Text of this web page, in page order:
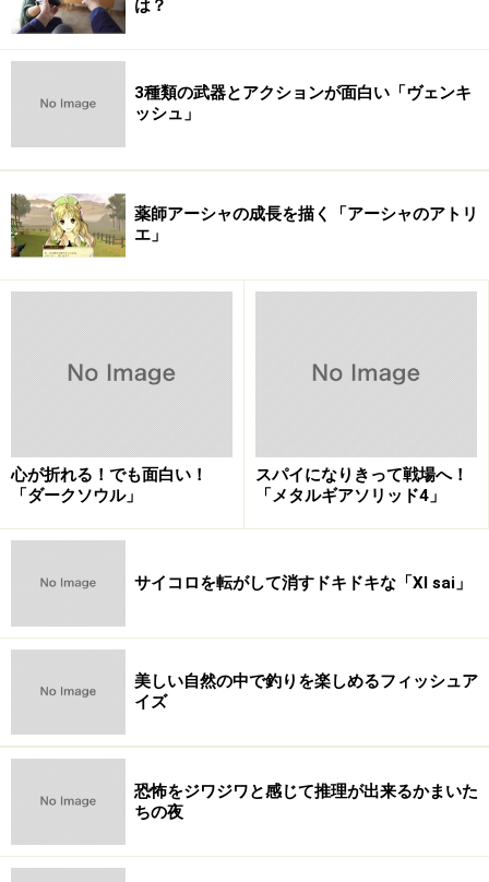
は？
3種類の武器とアクションが面白い「ヴェンキ
ッシュ」
薬師アーシャの成長を描く「アーシャのアトリ
エ」
心が折れる！でも面白い！
「ダークソウル」
スパイになりきって戦場へ！
「メタルギアソリッド4」
サイコロを転がして消すドキドキな「XI sai」
美しい自然の中で釣りを楽しめるフィッシュア
イズ
恐怖をジワジワと感じて推理が出来るかまいた
ちの夜